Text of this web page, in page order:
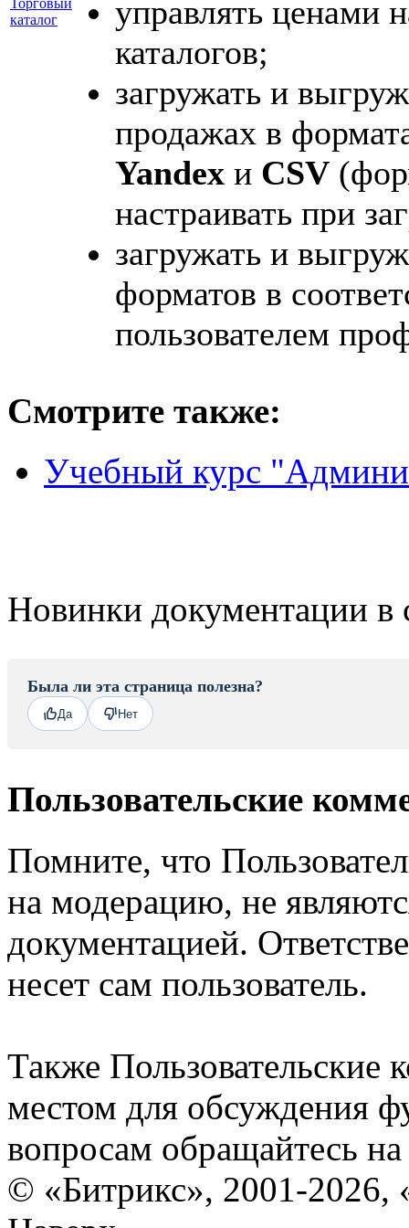
каталог
управлять ценами
каталогов;
загружать и
продажах в
Yandex и CSV
настраивать при
загружать и
форматов в
пользователем
Смотрите также:
Учебный курс
Новинки документации в
Была ли эта страница полезна?
Да Нет
Пользовательские
Помните, что
на модерацию, не
документацией.
несет сам пользователь.
Также Пользовательские
местом для обсуждения
вопросам обращайтесь
© «Битрикс», 2001-2026,